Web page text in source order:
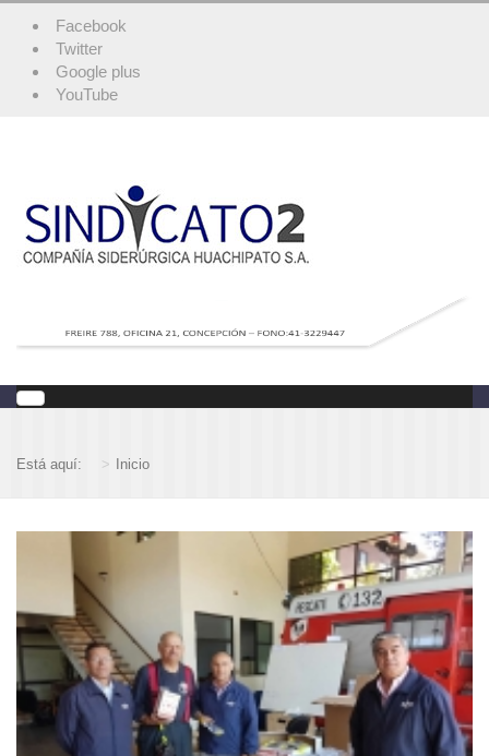
Facebook
Twitter
Google plus
YouTube
Está aquí: Inicio